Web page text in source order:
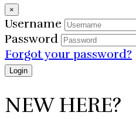
×
Username
Password
Forgot your password?
NEW HERE?